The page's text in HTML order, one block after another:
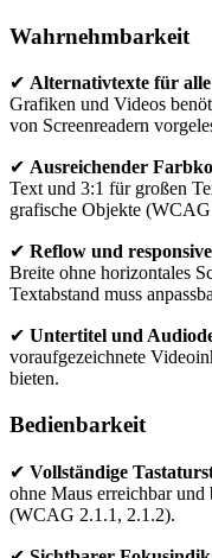
Wahrnehmbarkeit
✔ Alternativtexte für
Grafiken und Videos
von Screenreadern
✔ Ausreichender
Text und 3:1 für großen
grafische Objekte
✔ Reflow und
Breite ohne horizontales
Textabstand muss
✔ Untertitel und
voraufgezeichnete
bieten.
Bedienbarkeit
✔ Vollständige
ohne Maus erreichbar
(WCAG 2.1.1, 2.1.2).